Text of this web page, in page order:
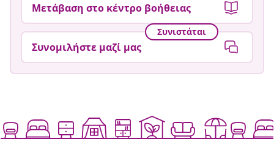
Μετάβαση στο κέντρο βοήθειας
Συνιστάται
Συνομιλήστε μαζί μας